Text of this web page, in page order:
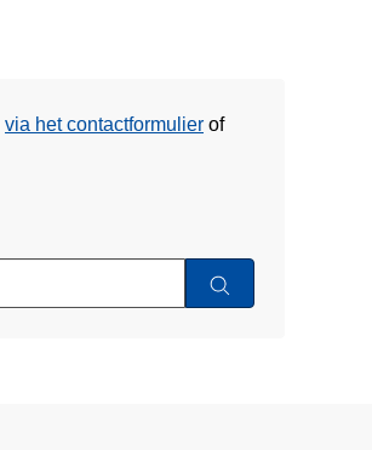
via het contactformulier of